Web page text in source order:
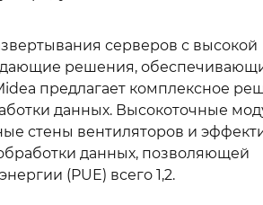
серверов с высокой
решения,
предлагает комплексное
данных. Высокоточные
стены вентиляторов и
данных, позволяющей
(PUE) всего 1,2.